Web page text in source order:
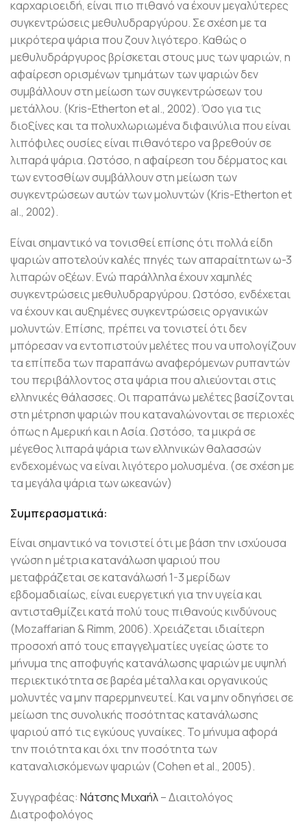
καρχαριοειδή, είναι πιο πιθανό να έχουν μεγαλύτερες
συγκεντρώσεις μεθυλυδραργύρου. Σε σχέση με τα
μικρότερα ψάρια που ζουν λιγότερο. Καθώς ο
μεθυλυδράργυρος βρίσκεται στους μυς των ψαριών, η
αφαίρεση ορισμένων τμημάτων των ψαριών δεν
συμβάλλουν στη μείωση των συγκεντρώσεων του
μετάλλου. (Kris-Etherton et al., 2002). Όσο για τις
διοξίνες και τα πολυχλωριωμένα διφαινύλια που είναι
λιπόφιλες ουσίες είναι πιθανότερο να βρεθούν σε
λιπαρά ψάρια. Ωστόσο, η αφαίρεση του δέρματος και
των εντοσθίων συμβάλλουν στη μείωση των
συγκεντρώσεων αυτών των μολυντών (Kris-Etherton et
al., 2002).
Είναι σημαντικό να τονισθεί επίσης ότι πολλά είδη
ψαριών αποτελούν καλές πηγές των απαραίτητων ω-3
λιπαρών οξέων. Ενώ παράλληλα έχουν χαμηλές
συγκεντρώσεις μεθυλυδραργύρου. Ωστόσο, ενδέχεται
να έχουν και αυξημένες συγκεντρώσεις οργανικών
μολυντών. Επίσης, πρέπει να τονιστεί ότι δεν
μπόρεσαν να εντοπιστούν μελέτες που να υπολογίζουν
τα επίπεδα των παραπάνω αναφερόμενων ρυπαντών
του περιβάλλοντος στα ψάρια που αλιεύονται στις
ελληνικές θάλασσες. Οι παραπάνω μελέτες βασίζονται
στη μέτρηση ψαριών που καταναλώνονται σε περιοχές
όπως η Αμερική και η Ασία. Ωστόσο, τα μικρά σε
μέγεθος λιπαρά ψάρια των ελληνικών θαλασσών
ενδεχομένως να είναι λιγότερο μολυσμένα. (σε σχέση με
τα μεγάλα ψάρια των ωκεανών)
Συμπερασματικά:
Είναι σημαντικό να τονιστεί ότι με βάση την ισχύουσα
γνώση η μέτρια κατανάλωση ψαριού που
μεταφράζεται σε κατανάλωσή 1-3 μερίδων
εβδομαδιαίως, είναι ευεργετική για την υγεία και
αντισταθμίζει κατά πολύ τους πιθανούς κινδύνους
(Mozaffarian & Rimm, 2006). Χρειάζεται ιδιαίτερη
προσοχή από τους επαγγελματίες υγείας ώστε το
μήνυμα της αποφυγής κατανάλωσης ψαριών με υψηλή
περιεκτικότητα σε βαρέα μέταλλα και οργανικούς
μολυντές να μην παρερμηνευτεί. Και να μην οδηγήσει σε
μείωση της συνολικής ποσότητας κατανάλωσης
ψαριού από τις εγκύους γυναίκες. Το μήνυμα αφορά
την ποιότητα και όχι την ποσότητα των
καταναλισκόμενων ψαριών (Cohen et al., 2005).
Συγγραφέας: Νάτσης Μιχαήλ– Διαιτολόγος
Διατροφολόγος